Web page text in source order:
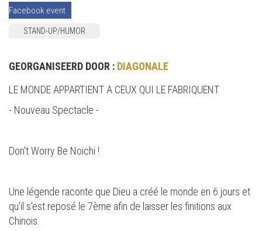
Facebook event
STAND-UP/HUMOR
GEORGANISEERD DOOR : DIAGONALE
LE MONDE APPARTIENT A CEUX QUI LE FABRIQUENT
- Nouveau Spectacle -
Don't Worry Be Noichi !
Une légende raconte que Dieu a créé le monde en 6 jours et
qu'il s'est reposé le 7ème afin de laisser les finitions aux
Chinois.